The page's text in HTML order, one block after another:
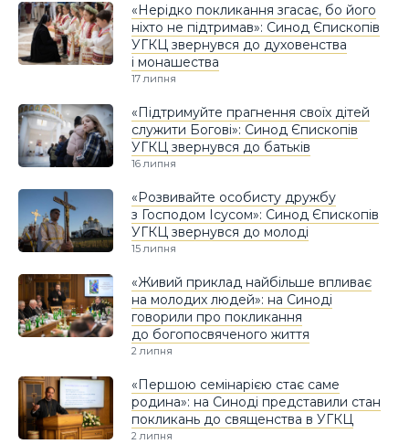
«Нерідко покликання згасає, бо його
ніхто не підтримав»: Синод Єпископів
УГКЦ звернувся до духовенства
і монашества
17 липня
«Підтримуйте прагнення своїх дітей
служити Богові»: Синод Єпископів
УГКЦ звернувся до батьків
16 липня
«Розвивайте особисту дружбу
з Господом Ісусом»: Синод Єпископів
УГКЦ звернувся до молоді
15 липня
«Живий приклад найбільше впливає
на молодих людей»: на Синоді
говорили про покликання
до богопосвяченого життя
2 липня
«Першою семінарією стає саме
родина»: на Синоді представили стан
покликань до священства в УГКЦ
2 липня